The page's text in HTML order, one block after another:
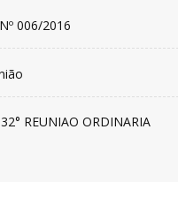
006/2016
REUNIAO ORDINARIA